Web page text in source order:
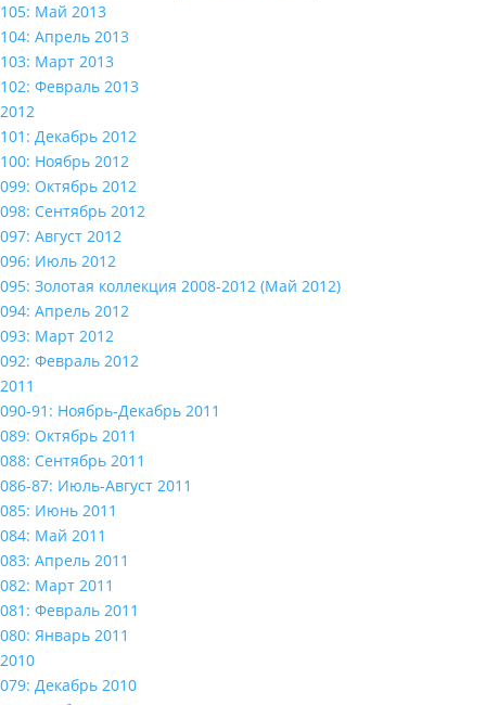
105: Май 2013
104: Апрель 2013
103: Март 2013
102: Февраль 2013
2012
101: Декабрь 2012
100: Ноябрь 2012
099: Октябрь 2012
098: Сентябрь 2012
097: Август 2012
096: Июль 2012
095: Золотая коллекция 2008-2012 (Май 2012)
094: Апрель 2012
093: Март 2012
092: Февраль 2012
2011
090-91: Ноябрь-Декабрь 2011
089: Октябрь 2011
088: Сентябрь 2011
086-87: Июль-Август 2011
085: Июнь 2011
084: Май 2011
083: Апрель 2011
082: Март 2011
081: Февраль 2011
080: Январь 2011
2010
079: Декабрь 2010